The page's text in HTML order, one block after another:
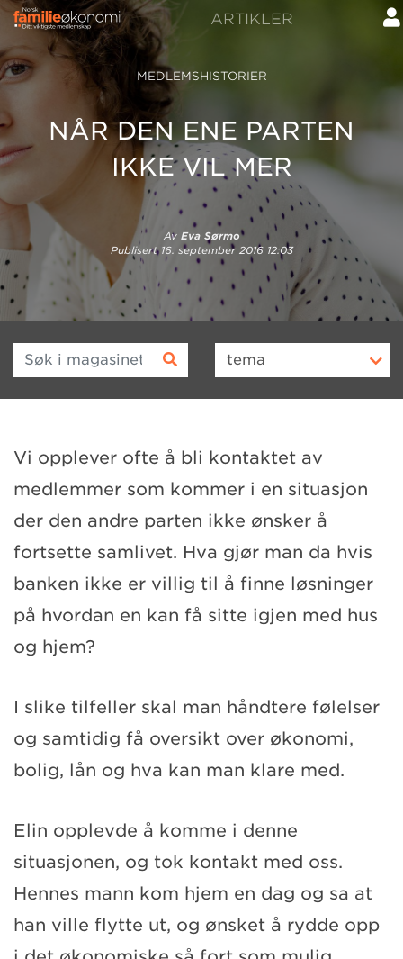
ARTIKLER
MEDLEMSHISTORIER
NÅR DEN ENE PARTEN
IKKE VIL MER
Av Eva Sørmo
Publisert 16. september 2016 12:03
Søk i magasinet tema
Vi opplever ofte å bli kontaktet av
medlemmer som kommer i en situasjon
der den andre parten ikke ønsker å
fortsette samlivet. Hva gjør man da hvis
banken ikke er villig til å finne løsninger
på hvordan en kan få sitte igjen med hus
og hjem?
I slike tilfeller skal man håndtere følelser
og samtidig få oversikt over økonomi,
bolig, lån og hva kan man klare med.
Elin opplevde å komme i denne
situasjonen, og tok kontakt med oss.
Hennes mann kom hjem en dag og sa at
han ville flytte ut, og ønsket å rydde opp